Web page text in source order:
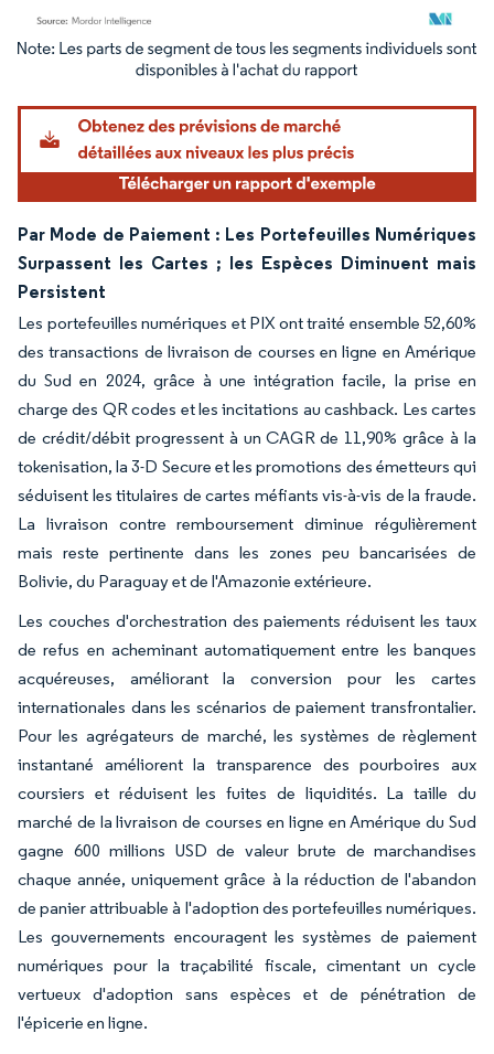
Image © Mordor Intelligence. La réutilisation nécessite une attribution sous CC BY
Par Mode de Paiement : Les Portefeuilles Numériques
Surpassent les Cartes ; les Espèces Diminuent mais
Persistent
Les portefeuilles numériques et PIX ont traité ensemble 52,60%
des transactions de livraison de courses en ligne en Amérique
du Sud en 2024, grâce à une intégration facile, la prise en
charge des QR codes et les incitations au cashback. Les cartes
de crédit/débit progressent à un CAGR de 11,90% grâce à la
tokenisation, la 3-D Secure et les promotions des émetteurs qui
séduisent les titulaires de cartes méfiants vis-à-vis de la fraude.
La livraison contre remboursement diminue régulièrement
mais reste pertinente dans les zones peu bancarisées de
Bolivie, du Paraguay et de l'Amazonie extérieure.
Les couches d'orchestration des paiements réduisent les taux
de refus en acheminant automatiquement entre les banques
acquéreuses, améliorant la conversion pour les cartes
internationales dans les scénarios de paiement transfrontalier.
Pour les agrégateurs de marché, les systèmes de règlement
instantané améliorent la transparence des pourboires aux
coursiers et réduisent les fuites de liquidités. La taille du
marché de la livraison de courses en ligne en Amérique du Sud
gagne 600 millions USD de valeur brute de marchandises
chaque année, uniquement grâce à la réduction de l'abandon
de panier attribuable à l'adoption des portefeuilles numériques.
Les gouvernements encouragent les systèmes de paiement
numériques pour la traçabilité fiscale, cimentant un cycle
vertueux d'adoption sans espèces et de pénétration de
l'épicerie en ligne.